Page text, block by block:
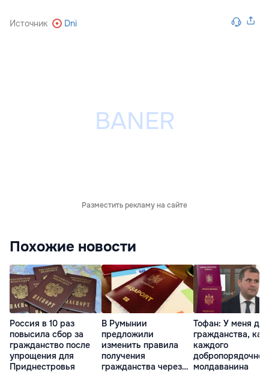
Источник Dni
Разместить рекламу на сайте
Похожие новости
Россия в 10 раз
повысила сбор за
гражданство после
упрощения для
Приднестровья
В Румынии
предложили
изменить правила
получения
гражданства через
Тофан: У меня два
гражданства, как
каждого
молдаванина